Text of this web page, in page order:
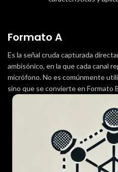
Formato A
Es la señal cruda capturada
ambisónico, en la que cada canal
micrófono. No es comúnmente
sino que se convierte en Formato